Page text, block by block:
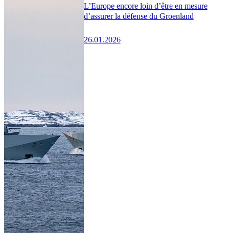
L’Europe encore loin d’être en mesure
d’assurer la défense du Groenland
26.01.2026